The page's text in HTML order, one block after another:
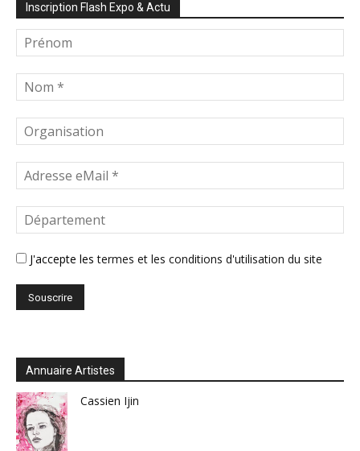
Inscription Flash Expo & Actu
J'accepte lestermes et les conditions d'utilisation du site
Annuaire Artistes
Cassien Ijin